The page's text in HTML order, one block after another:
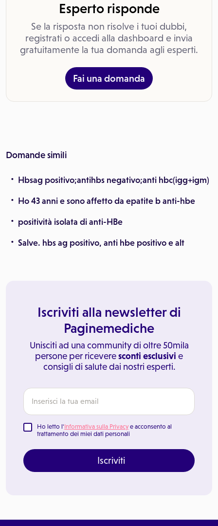
Esperto risponde
Se la risposta non risolve i tuoi dubbi,
registrati o accedi alla dashboard e invia
gratuitamente la tua domanda agli esperti.
Fai una domanda
Domande simili
Hbsag positivo;antihbs negativo;anti hbc(igg+igm)
Ho 43 anni e sono affetto da epatite b anti-hbe
positività isolata di anti-HBe
Salve. hbs ag positivo, anti hbe positivo e alt
Iscriviti alla newsletter di
Paginemediche
Unisciti ad una community di oltre 50mila
persone per riceveresconti esclusivi e
consigli di salute dai nostri esperti.
Ho letto l'Informativa sulla Privacy e acconsento al
trattamento dei miei dati personali
Iscriviti